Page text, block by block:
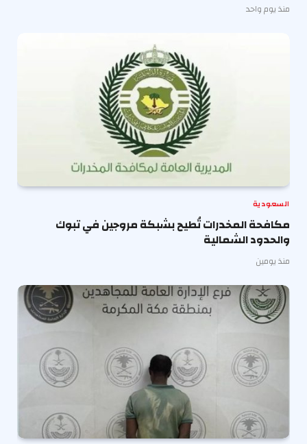
منذ يوم واحد
السعودية
مكافحة المخدرات تُطيح بشبكة مروجين في تبوك
والحدود الشمالية
منذ يومين